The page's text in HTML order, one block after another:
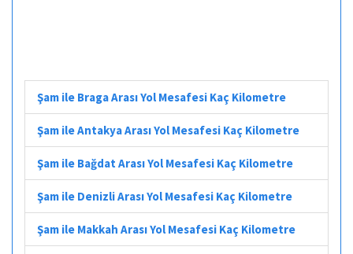
Şam ile Braga Arası Yol Mesafesi Kaç Kilometre
Şam ile Antakya Arası Yol Mesafesi Kaç Kilometre
Şam ile Bağdat Arası Yol Mesafesi Kaç Kilometre
Şam ile Denizli Arası Yol Mesafesi Kaç Kilometre
Şam ile Makkah Arası Yol Mesafesi Kaç Kilometre